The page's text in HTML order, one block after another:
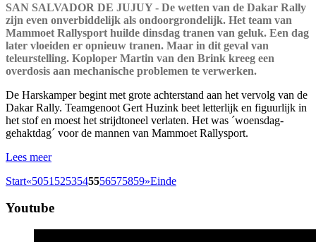
SAN SALVADOR DE JUJUY - De wetten van de Dakar Rally
zijn even onverbiddelijk als ondoorgrondelijk. Het team van
Mammoet Rallysport huilde dinsdag tranen van geluk. Een dag
later vloeiden er opnieuw tranen. Maar in dit geval van
teleurstelling. Koploper Martin van den Brink kreeg een
overdosis aan mechanische problemen te verwerken.
De Harskamper begint met grote achterstand aan het vervolg van de
Dakar Rally. Teamgenoot Gert Huzink beet letterlijk en figuurlijk in
het stof en moest het strijdtoneel verlaten. Het was ´woensdag-
gehaktdag´ voor de mannen van Mammoet Rallysport.
Lees meer
Start«5051 5253545556575859»Einde
Youtube